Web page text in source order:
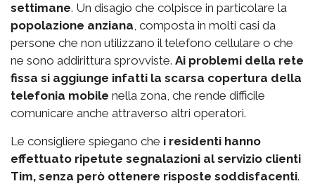
settimane. Un disagio che colpisce in particolare la
popolazione anziana, composta in molti casi da
persone che non utilizzano il telefono cellulare o che
ne sono addirittura sprovviste. Ai problemi della rete
fissa si aggiunge infatti la scarsa copertura della
telefonia mobile nella zona, che rende difficile
comunicare anche attraverso altri operatori.
Le consigliere spiegano che i residenti hanno
effettuato ripetute segnalazioni al servizio clienti
Tim, senza però ottenere risposte soddisfacenti.